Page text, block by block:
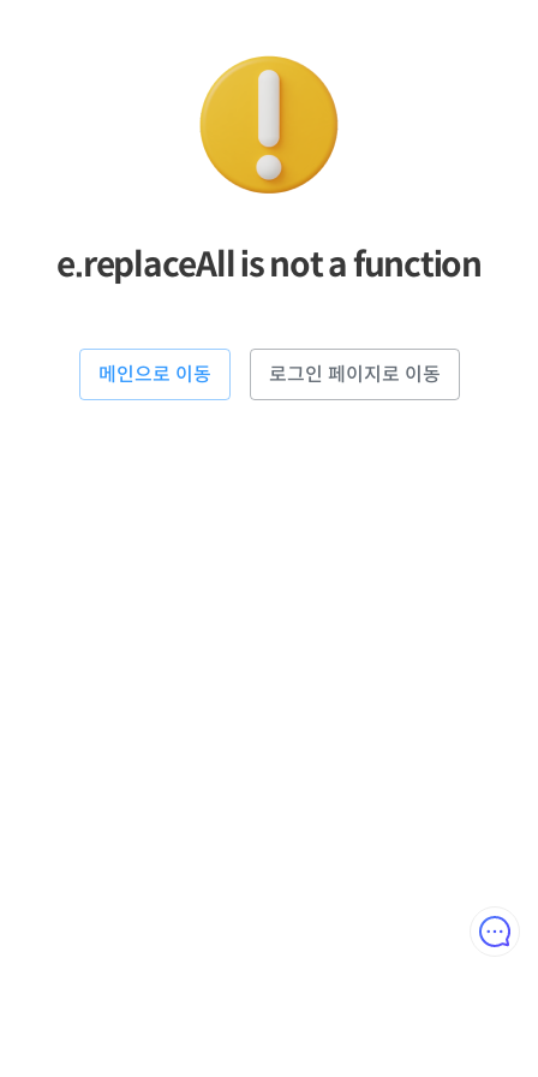
e.replaceAll is not a function
메인으로 이동 로그인 페이지로 이동